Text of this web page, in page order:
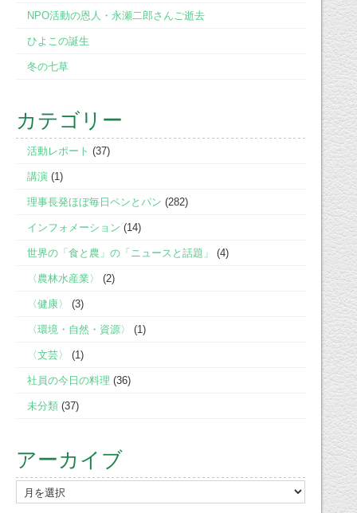
NPO活動の恩人・永瀬二郎さんご逝去
ひよこの誕生
冬の七草
カテゴリー
活動レポート (37)
講演 (1)
理事長発ほぼ毎日ペンとパン (282)
インフォメーション (14)
世界の「食と農」の「ニュースと話題」 (4)
〈農林水産業〉 (2)
〈健康〉 (3)
〈環境・自然・資源〉 (1)
〈文芸〉 (1)
社員の今日の料理 (36)
未分類 (37)
アーカイブ
ー